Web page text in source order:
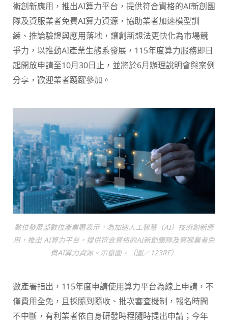
術創新應用，推出AI算力平台，提供符合資格的AI新創團
隊及資服業者免費AI算力資源，協助業者加速模型訓
練、推論驗證與應用落地，讓創新想法更快化為市場競
爭力，以推動AI產業生態系發展，115年度算力服務即日
起開放申請至10月30日止，並將於6月辦理說明會與案例
分享，歡迎業者踴躍參加。
數位發展部數位產業署表示，為加速人工智慧（AI）技術創新應
用，推出 AI算力平台，提供符合資格的AI新創團隊及資服業者免
費AI算力資源。示意圖。（圖／123RF）
數產署指出，115年度申請使用算力平台為線上申請，不
僅費用全免，且採隨到隨收、批次審查機制，報名時間
不中斷，有利業者依自身研發時程隨時提出申請；今年